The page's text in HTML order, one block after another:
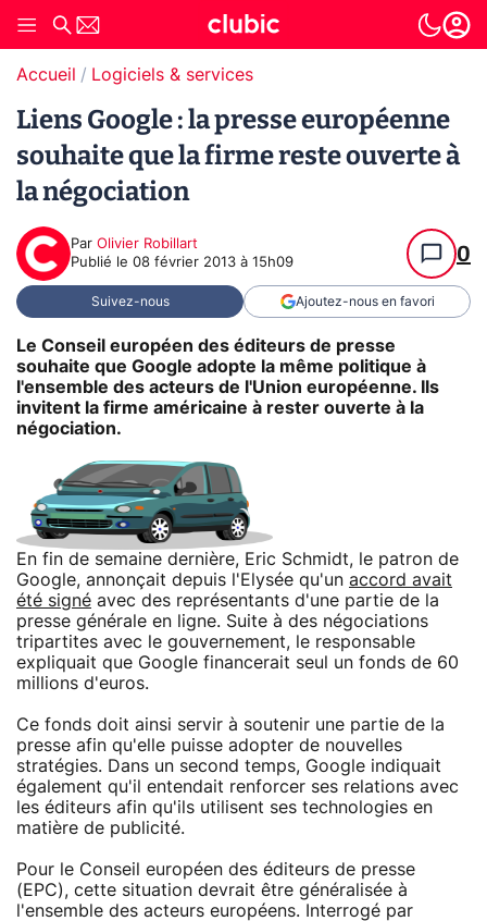
Accueil Logiciels & services
Liens Google : la presse européenne
souhaite que la firme reste ouverte à
la négociation
Par Olivier Robillart
Publié le 08 février 2013 à 15h09 0
Suivez-nous Ajoutez-nous en favori
Le Conseil européen des éditeurs de presse
souhaite que Google adopte la même politique à
l'ensemble des acteurs de l'Union européenne. Ils
invitent la firme américaine à rester ouverte à la
négociation.
En fin de semaine dernière, Eric Schmidt, le patron de
Google, annonçait depuis l'Elysée qu'un accord avait
été signé avec des représentants d'une partie de la
presse générale en ligne. Suite à des négociations
tripartites avec le gouvernement, le responsable
expliquait que Google financerait seul un fonds de 60
millions d'euros.
Ce fonds doit ainsi servir à soutenir une partie de la
presse afin qu'elle puisse adopter de nouvelles
stratégies. Dans un second temps, Google indiquait
également qu'il entendait renforcer ses relations avec
les éditeurs afin qu'ils utilisent ses technologies en
matière de publicité.
Pour le Conseil européen des éditeurs de presse
(EPC), cette situation devrait être généralisée à
l'ensemble des acteurs européens. Interrogé par